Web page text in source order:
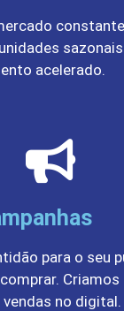
acelerado.
para o seu
no digital.